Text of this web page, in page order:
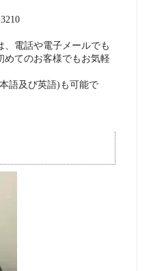
、電話や電子メールでも
めてのお客様でもお気軽
語及び英語)も可能で